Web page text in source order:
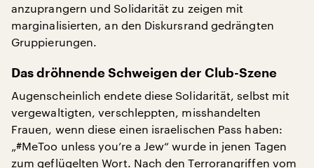
anzuprangern und Solidarität zu zeigen mit
marginalisierten, an den Diskursrand gedrängten
Gruppierungen.
Das dröhnende Schweigen der Club-Szene
Augenscheinlich endete diese Solidarität, selbst mit
vergewaltigten, verschleppten, misshandelten
Frauen, wenn diese einen israelischen Pass haben:
„#MeToo unless you’re a Jew“ wurde in jenen Tagen
zum geflügelten Wort. Nach den Terrorangriffen vom